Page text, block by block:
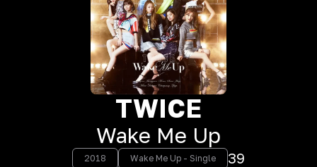
TWICE
Wake Me Up
2018 Wake Me Up - Single 39